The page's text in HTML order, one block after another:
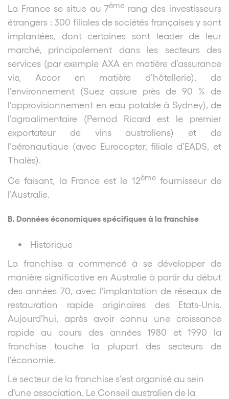
La France se situe au 7ème rang des investisseurs
étrangers : 300 filiales de sociétés françaises y sont
implantées, dont certaines sont leader de leur
marché, principalement dans les secteurs des
services (par exemple AXA en matière d’assurance
vie, Accor en matière d’hôtellerie), de
l’environnement (Suez assure près de 90 % de
l’approvisionnement en eau potable à Sydney), de
l’agroalimentaire (Pernod Ricard est le premier
exportateur de vins australiens) et de
l’aéronautique (avec Eurocopter, filiale d’EADS, et
Thalès).
Ce faisant, la France est le 12èmefournisseur de
l’Australie.
B. Données économiques spécifiques à la franchise
Historique
La franchise a commencé à se développer de
manière significative en Australie à partir du début
des années 70, avec l’implantation de réseaux de
restauration rapide originaires des Etats-Unis.
Aujourd’hui, après avoir connu une croissance
rapide au cours des années 1980 et 1990 la
franchise touche la plupart des secteurs de
l’économie.
Le secteur de la franchise s’est organisé au sein
d’une association. Le Conseil australien de la